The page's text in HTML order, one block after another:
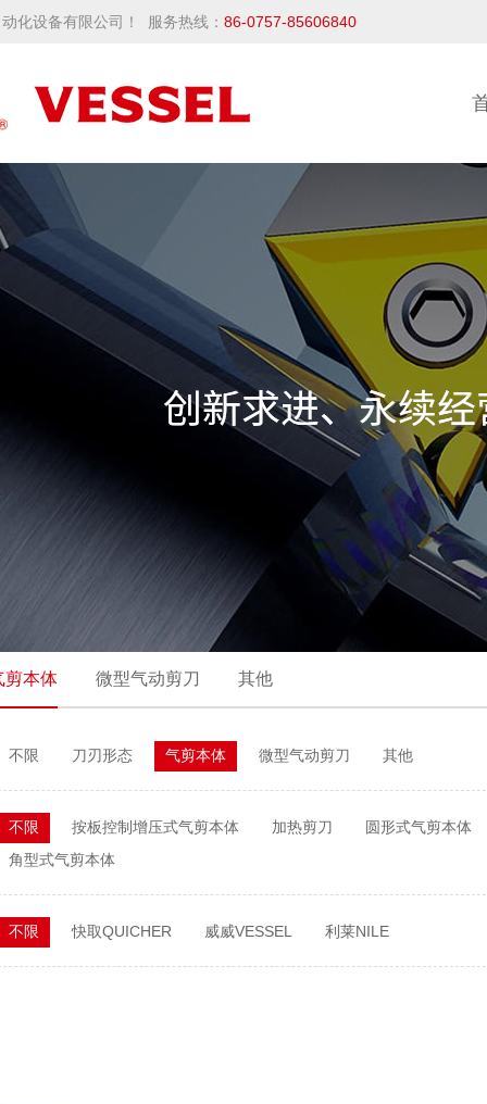
化设备有限公司！ 服务热线： 86-0757-85606840
剪本体 微型气动剪刀 其他
不限 刀刃形态 气剪本体 微型气动剪刀 其他
不限 按板控制增压式气剪本体 加热剪刀
圆形式气剪本体
角型式气剪本体
不限 快取QUICHER 威威VESSEL 利莱NILE